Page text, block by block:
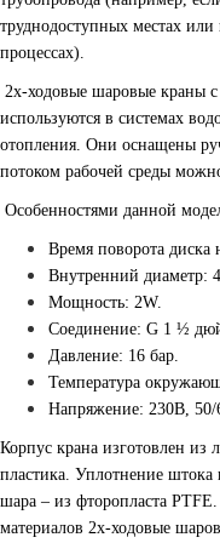
труднодоступных местах
процессах).
2х-ходовые шаровые краны
используются в системах
отопления. Они оснащены
потоком рабочей среды
Особенностями данной
Время поворота диска
Внутренний диаметр:
Мощность: 2W.
Соединение: G 1 ½
Давление: 16 бар.
Температура
Напряжение: 230B, 50/
Корпус крана изготовлен из
пластика. Уплотнение
шара – из фторопласта
материалов 2х-ходовые